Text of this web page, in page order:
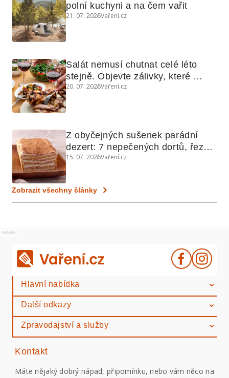
polní kuchyni a na čem vařit
21. 07. 2026Vaření.cz
Salát nemusí chutnat celé léto
stejně. Objevte zálivky, které
využijete i na maso, nudle nebo
20. 07. 2026Vaření.cz
Z obyčejných sušenek parádní
dezert: 7 nepečených dortů, řezů
a koláčů
15. 07. 2026Vaření.cz
Zobrazit všechny články
Reklama
Hlavní nabídka
Další odkazy
Zpravodajství a služby
Kontakt
Máte nějaký dobrý nápad, připomínku, nebo vám něco na